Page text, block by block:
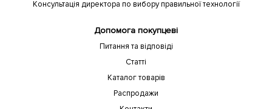
Консультація директора по вибору правильної технології
Допомога покупцеві
Питання та відповіді
Статті
Каталог товарів
Распродажи